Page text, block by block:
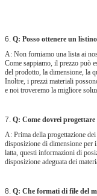
6. Q: Posso ottenere un
A: Non forniamo una lista ai
Come sappiamo, il prezzo può
del prodotto, la dimensione, la
Inoltre, i prezzi materiali
e noi troveremo la migliore
7. Q: Come dovrei
A: Prima della progettazione
disposizione di dimensione per
latta, questi informazioni di
disposizione adeguata dei
8. Q: Che formati di file del